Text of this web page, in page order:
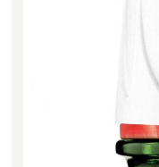
Hofladen Hoffelner
Kuglbauer -
La Toscana Anita
Söllradls